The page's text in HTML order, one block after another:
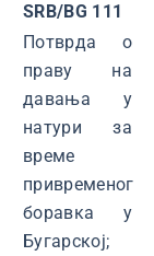
SRB/BG 111
Потврда о
праву на
давања у
натури за
време
привременог
боравка у
Бугарској;